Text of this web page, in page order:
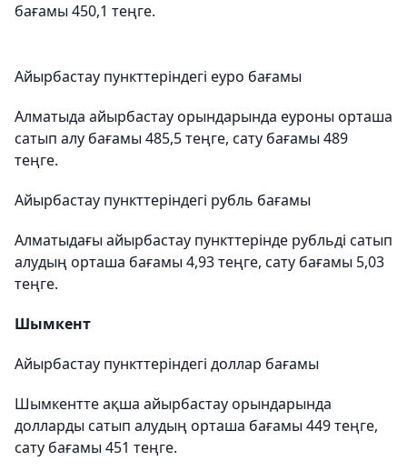
бағамы 450,1 теңге.
Айырбастау пункттеріндегі еуро бағамы
Алматыда айырбастау орындарында еуроны орташа
сатып алу бағамы 485,5 теңге, сату бағамы 489
теңге.
Айырбастау пункттеріндегі рубль бағамы
Алматыдағы айырбастау пункттерінде рубльді сатып
алудың орташа бағамы 4,93 теңге, сату бағамы 5,03
теңге.
Шымкент
Айырбастау пункттеріндегі доллар бағамы
Шымкентте ақша айырбастау орындарында
долларды сатып алудың орташа бағамы 449 теңге,
сату бағамы 451 теңге.